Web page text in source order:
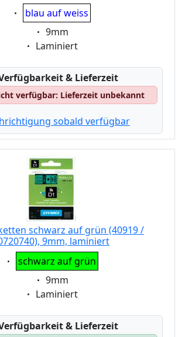
Eigenschaft:
blau auf weiss
Eigenschaft:
9mm
Eigenschaft:
Laminiert
& Lieferzeit
verfügbar: Lieferzeit unbekannt
sobald verfügbar
schwarz auf grün (40919 /
9mm, laminiert
Eigenschaft:
schwarz auf grün
Eigenschaft:
9mm
Eigenschaft:
Laminiert
& Lieferzeit